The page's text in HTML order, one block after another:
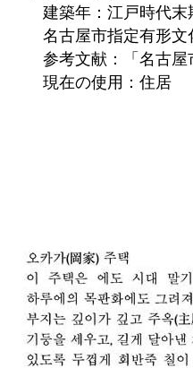
建築年：江戸時代末
名古屋市指定有形文
参考文献：「名古屋
現在の使用：